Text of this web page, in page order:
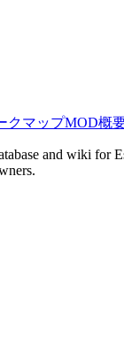
クマップMOD概
and wiki for